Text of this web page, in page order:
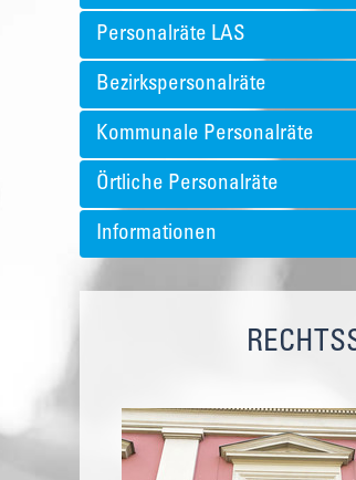
Personalräte LAS
Bezirkspersonalräte
Kommunale Personalräte
Örtliche Personalräte
Informationen